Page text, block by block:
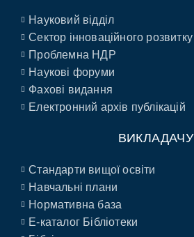
Науковий відділ
Сектор інноваційного розвитку
Проблемна НДР
Наукові форуми
Фахові видання
Електронний архів публікацій
ВИКЛАДАЧУ
Стандарти вищої освіти
Навчальні плани
Нормативна база
E-каталог Бібліотеки